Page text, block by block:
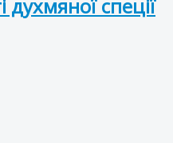
духмяної спеції